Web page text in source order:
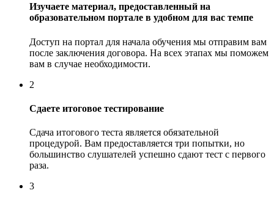
Изучаете материал, предоставленный на
образовательном портале в удобном для вас темпе
Доступ на портал для начала обучения мы отправим вам
после заключения договора. На всех этапах мы поможем
вам в случае необходимости.
2
Сдаете итоговое тестирование
Сдача итогового теста является обязательной
процедурой. Вам предоставляется три попытки, но
большинство слушателей успешно сдают тест с первого
раза.
3